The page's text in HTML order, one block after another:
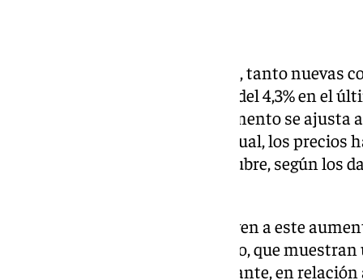
El precio medio de las viviendas, tanto nuevas
experimentado un incremento del 4,3% en el
considerar la inflación, este aumento se ajusta
y si se observa de manera mensual, los precios
comparación con el mes de octubre, según los
Las regiones que más contribuyen a este
zonas costeras del Mediterráneo, que
7,8%, respectivamente. No obstante, en